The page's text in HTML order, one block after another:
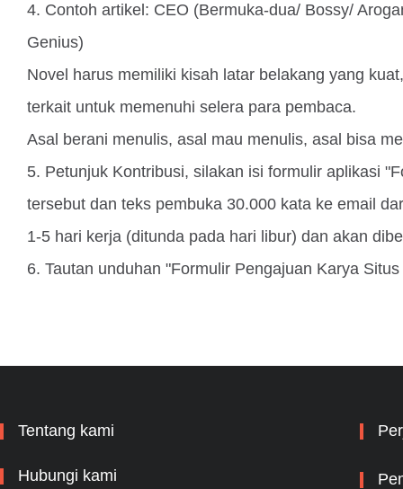
4. Contoh artikel: CEO (Bermuka-dua/ Bossy/
Genius)
Novel harus memiliki kisah latar belakang yang
terkait untuk memenuhi selera para pembaca.
Asal berani menulis, asal mau menulis, asal bisa
5. Petunjuk Kontribusi, silakan isi formulir aplikasi
tersebut dan teks pembuka 30.000 kata ke email
1-5 hari kerja (ditunda pada hari libur) dan akan
Tentang kami
Hubungi kami